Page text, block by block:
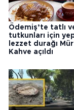
Ödemiş’te tatlı
tutkunları için
lezzet durağı
Kahve açıldı